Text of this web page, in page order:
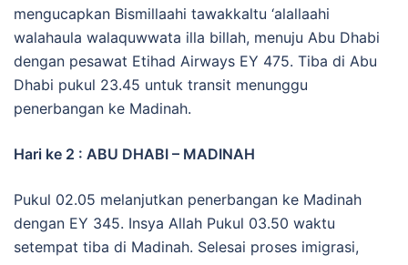
mengucapkan Bismillaahi tawakkaltu ‘alallaahi
walahaula walaquwwata illa billah, menuju Abu Dhabi
dengan pesawat Etihad Airways EY 475. Tiba di Abu
Dhabi pukul 23.45 untuk transit menunggu
penerbangan ke Madinah.
Hari ke 2 : ABU DHABI – MADINAH
Pukul 02.05 melanjutkan penerbangan ke Madinah
dengan EY 345. Insya Allah Pukul 03.50 waktu
setempat tiba di Madinah. Selesai proses imigrasi,